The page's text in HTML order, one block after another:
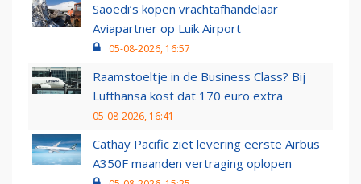
Saoedi’s kopen vrachtafhandelaar
Aviapartner op Luik Airport
05-08-2026, 16:57
Raamstoeltje in de Business Class? Bij
Lufthansa kost dat 170 euro extra
05-08-2026, 16:41
Cathay Pacific ziet levering eerste Airbus
A350F maanden vertraging oplopen